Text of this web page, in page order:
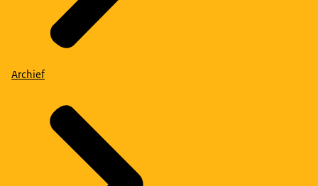
Archief